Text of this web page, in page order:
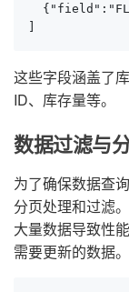
这些字段涵盖了
ID、库存量等。
数据过滤与
为了确保数据查
分页处理和过滤
大量数据导致性
需要更新的数据。